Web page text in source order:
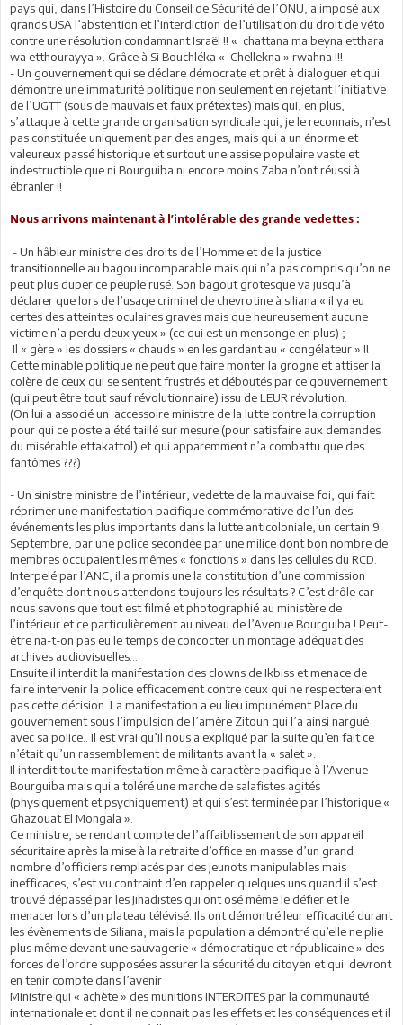
pays qui, dans l’Histoire du Conseil de Sécurité de l’ONU, a imposé aux
grands USA l’abstention et l’interdiction de l’utilisation du droit de véto
contre une résolution condamnant Israël !! « chattana ma beyna etthara
wa etthourayya ». Grâce à Si Bouchléka « Chellekna » rwahna !!!
- Un gouvernement qui se déclare démocrate et prêt à dialoguer et qui
démontre une immaturité politique non seulement en rejetant l’initiative
de l’UGTT (sous de mauvais et faux prétextes) mais qui, en plus,
s’attaque à cette grande organisation syndicale qui, je le reconnais, n’est
pas constituée uniquement par des anges, mais qui a un énorme et
valeureux passé historique et surtout une assise populaire vaste et
indestructible que ni Bourguiba ni encore moins Zaba n’ont réussi à
ébranler !!
Nous arrivons maintenant à l’intolérable des grande vedettes :
- Un hâbleur ministre des droits de l’Homme et de la justice
transitionnelle au bagou incomparable mais qui n’a pas compris qu’on ne
peut plus duper ce peuple rusé. Son bagout grotesque va jusqu’à
déclarer que lors de l’usage criminel de chevrotine à siliana « il ya eu
certes des atteintes oculaires graves mais que heureusement aucune
victime n’a perdu deux yeux » (ce qui est un mensonge en plus) ;
Il « gère » les dossiers « chauds » en les gardant au « congélateur » !!
Cette minable politique ne peut que faire monter la grogne et attiser la
colère de ceux qui se sentent frustrés et déboutés par ce gouvernement
(qui peut être tout sauf révolutionnaire) issu de LEUR révolution.
(On lui a associé un accessoire ministre de la lutte contre la corruption
pour qui ce poste a été taillé sur mesure (pour satisfaire aux demandes
du misérable ettakattol) et qui apparemment n’a combattu que des
fantômes ???)
- Un sinistre ministre de l’intérieur, vedette de la mauvaise foi, qui fait
réprimer une manifestation pacifique commémorative de l’un des
événements les plus importants dans la lutte anticoloniale, un certain 9
Septembre, par une police secondée par une milice dont bon nombre de
membres occupaient les mêmes « fonctions » dans les cellules du RCD.
Interpelé par l’ANC, il a promis une la constitution d’une commission
d’enquête dont nous attendons toujours les résultats ? C’est drôle car
nous savons que tout est filmé et photographié au ministère de
l’intérieur et ce particulièrement au niveau de l’Avenue Bourguiba ! Peut-
être na-t-on pas eu le temps de concocter un montage adéquat des
archives audiovisuelles….
Ensuite il interdit la manifestation des clowns de Ikbiss et menace de
faire intervenir la police efficacement contre ceux qui ne respecteraient
pas cette décision. La manifestation a eu lieu impunément Place du
gouvernement sous l’impulsion de l’amère Zitoun qui l’a ainsi nargué
avec sa police.. Il est vrai qu’il nous a expliqué par la suite qu’en fait ce
n’était qu’un rassemblement de militants avant la « salet ».
Il interdit toute manifestation même à caractère pacifique à l’Avenue
Bourguiba mais qui a toléré une marche de salafistes agités
(physiquement et psychiquement) et qui s’est terminée par l’historique «
Ghazouat El Mongala ».
Ce ministre, se rendant compte de l’affaiblissement de son appareil
sécuritaire après la mise à la retraite d’office en masse d’un grand
nombre d’officiers remplacés par des jeunots manipulables mais
inefficaces, s’est vu contraint d’en rappeler quelques uns quand il s’est
trouvé dépassé par les Jihadistes qui ont osé même le défier et le
menacer lors d’un plateau télévisé. Ils ont démontré leur efficacité durant
les évènements de Siliana, mais la population a démontré qu’elle ne plie
plus même devant une sauvagerie « démocratique et républicaine » des
forces de l’ordre supposées assurer la sécurité du citoyen et qui devront
en tenir compte dans l’avenir
Ministre qui « achète » des munitions INTERDITES par la communauté
internationale et dont il ne connait pas les effets et les conséquences et il